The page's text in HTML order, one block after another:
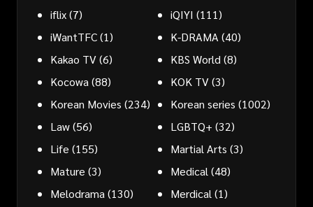
iflix(7) iQIYI (111)
iWantTFC(1) K-DRAMA (40)
Kakao TV(6) KBS World (8)
Kocowa (88) KOK TV(3)
Korean Movies (234) Korean series (1002)
Law(56) LGBTQ+ (32)
Life (155) Martial Arts (3)
Mature (3) Medical (48)
Melodrama (130) Merdical (1)